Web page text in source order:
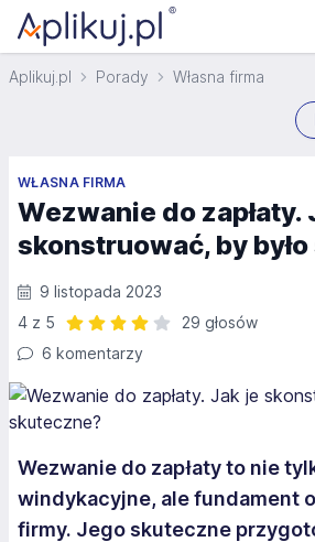
Aplikuj.pl Porady Własna firma
WŁASNA FIRMA
Wezwanie do zapłaty.
skonstruować, by
9 listopada 2023
4 z 5
29 głosów
6 komentarzy
Wezwanie do zapłaty to nie
windykacyjne, ale fundament
firmy. Jego skuteczne